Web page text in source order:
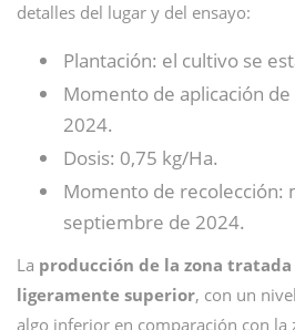
detalles del lugar y del ensayo:
Plantación: el cultivo se
Momento de aplicación
2024.
Dosis: 0,75 kg/Ha.
Momento de recolección:
septiembre de 2024.
La producción de la zona tratada
ligeramente superior, con un
algo inferior en comparación con la